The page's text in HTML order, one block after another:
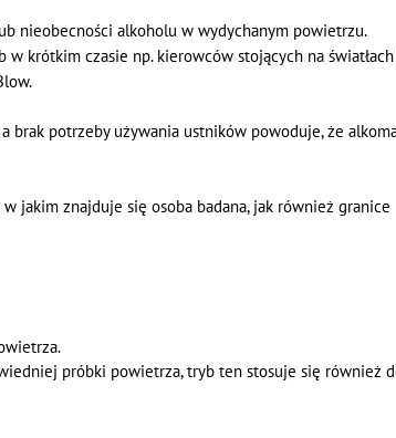
nieobecności alkoholu w wydychanym powietrzu.
krótkim czasie np. kierowców stojących na
potrzeby używania ustników powoduje, że
jakim znajduje się osoba badana, jak również granice
próbki powietrza, tryb ten stosuje się również